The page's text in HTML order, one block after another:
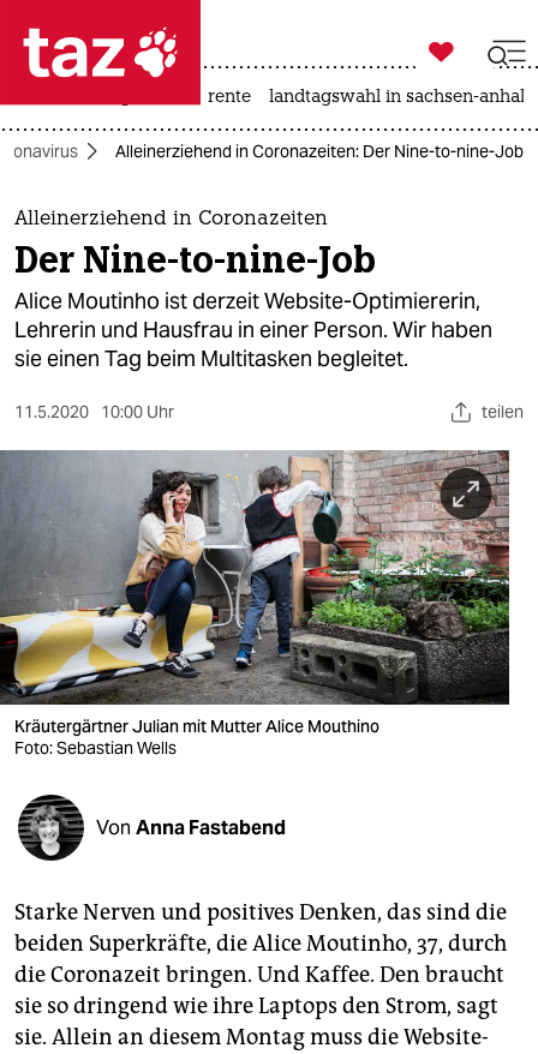
 taz zahl ich
taz zahl ich
themen
politik
öko
gesellschaft
berlin
nord
wahrheit
verlag
verlag
veranstaltungen
shop
unterstützen
abo
genossenschaft

taz zahl ich
rente landtagswahl in sachsen-anhalt
Alleinerziehend in Coronazeiten: Der Nine-to-nine-Job
Alleinerziehend in Coronazeiten
Der Nine-to-nine-Job
Alice Moutinho ist derzeit Website-Optimiererin,
Lehrerin und Hausfrau in einer Person. Wir haben
sie einen Tag beim Multitasken begleitet.
11.5.2020 10:00 Uhr teilen
Kräutergärtner Julian mit Mutter Alice Mouthino
Foto: Sebastian Wells
Von Anna Fastabend
Starke Nerven und positives Denken, das sind die
beiden Superkräfte, die Alice Moutinho, 37, durch
die Coronazeit bringen. Und Kaffee. Den braucht
sie so dringend wie ihre Laptops den Strom, sagt
sie. Allein an diesem Montag muss die Website-